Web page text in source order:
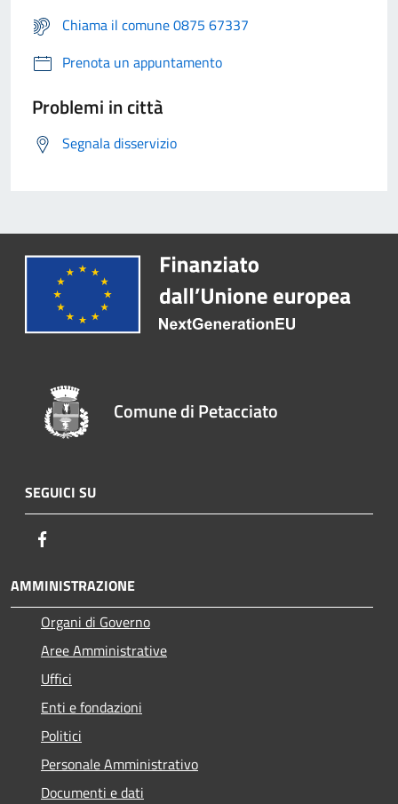
Chiama il comune 0875 67337
Prenota un appuntamento
Problemi in città
Segnala disservizio
Comune di Petacciato
SEGUICI SU
AMMINISTRAZIONE
Organi di Governo
Aree Amministrative
Uffici
Enti e fondazioni
Politici
Personale Amministrativo
Documenti e dati